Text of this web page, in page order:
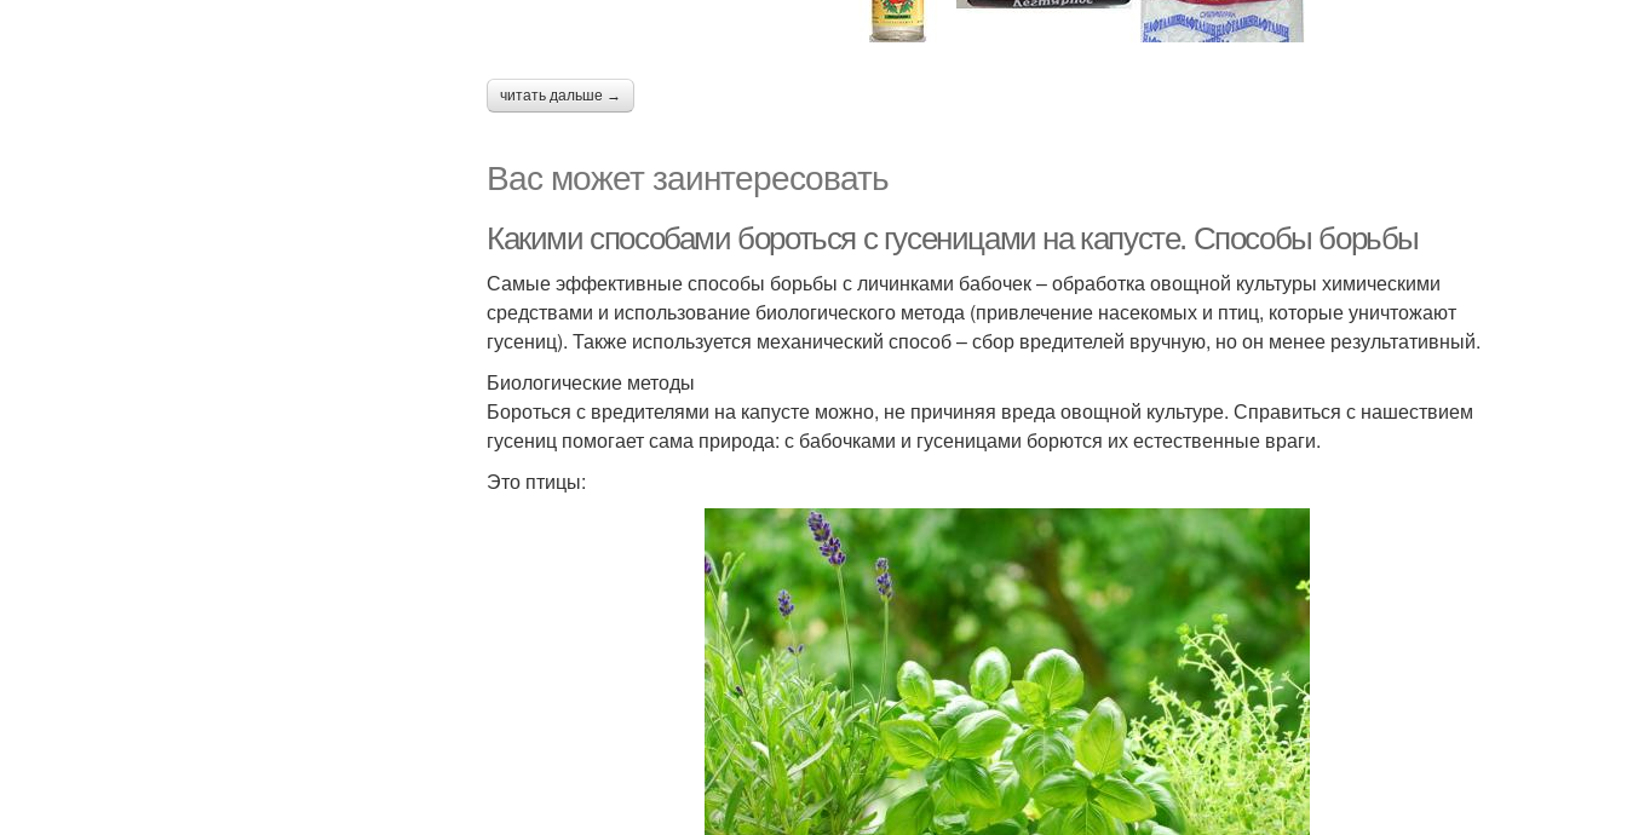
читать дальше →
Вас может заинтересовать
Какими способами бороться с гусеницами на капусте. Способы борьбы
Самые эффективные способы борьбы с личинками бабочек – обработка овощной культуры химическими
средствами и использование биологического метода (привлечение насекомых и птиц, которые уничтожают
гусениц). Также используется механический способ – сбор вредителей вручную, но он менее результативный.
Биологические методы
Бороться с вредителями на капусте можно, не причиняя вреда овощной культуре. Справиться с нашествием
гусениц помогает сама природа: с бабочками и гусеницами борются их естественные враги.
Это птицы: